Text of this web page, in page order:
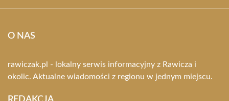
O NAS
rawiczak.pl - lokalny serwis informacyjny z Rawicza i
okolic. Aktualne wiadomości z regionu w jednym miejscu.